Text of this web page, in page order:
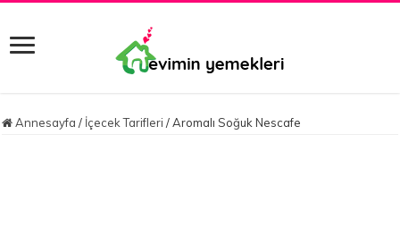
Annesayfa / İçecek Tarifleri / Aromalı Soğuk Nescafe